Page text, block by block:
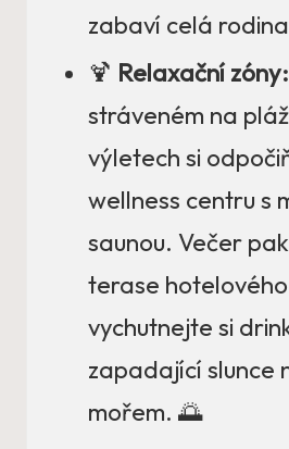
zabaví celá
🍹 Relaxační zóny:
stráveném na
výletech si
wellness centru s
saunou. Večer
terase
vychutnejte si
zapadající slunce
mořem. 🌅